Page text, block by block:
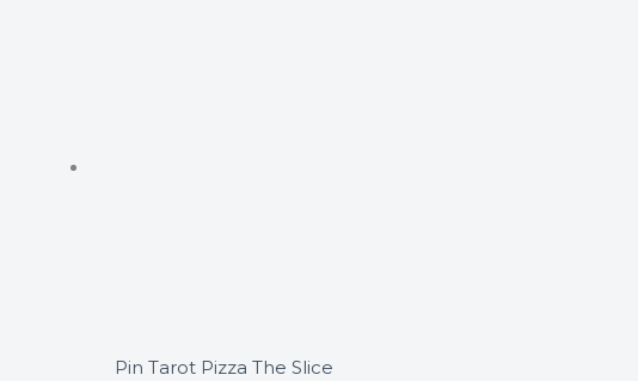
Pin Tarot Pizza The Slice